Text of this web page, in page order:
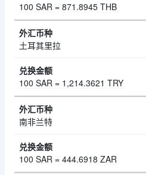
100 SAR = 871.8945 THB
土耳其里拉
100 SAR = 1,214.3621 TRY
南非兰特
100 SAR = 444.6918 ZAR